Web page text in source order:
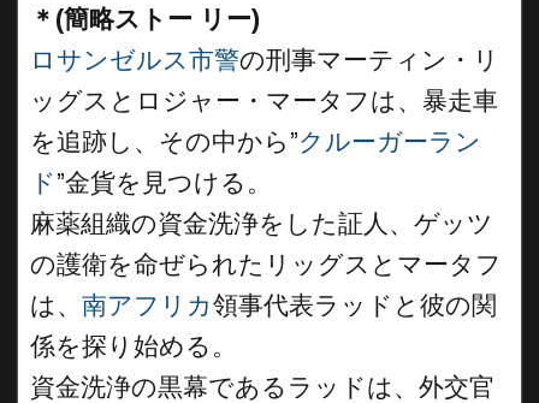
＊(簡略ストー リー)
ロサンゼルス市警の刑事マーティン・リ
ッグスとロジャー・マータフは、暴走車
を追跡し、その中から”クルーガーラン
ド”金貨を見つける。
麻薬組織の資金洗浄をした証人、ゲッツ
の護衛を命ぜられたリッグスとマータフ
は、 南アフリカ領事代表ラッドと彼の関
係を探り始める。
資金洗浄の黒幕であるラッドは、外交官